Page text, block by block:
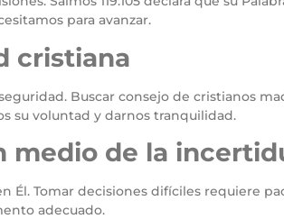
para avanzar.
cristiana
Buscar consejo de cristianos
su voluntad y darnos tranquilidad.
medio de la
Él. Tomar decisiones difíciles requiere
adecuado.